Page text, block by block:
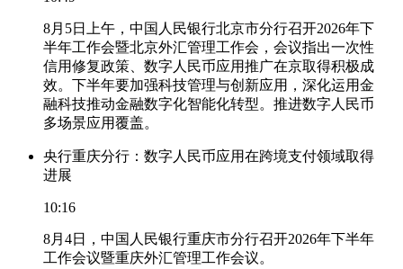
8月5日上午，中国人民银行北京市分行召开2026年下
半年工作会暨北京外汇管理工作会，会议指出一次性
信用修复政策、数字人民币应用推广在京取得积极成
效。下半年要加强科技管理与创新应用，深化运用金
融科技推动金融数字化智能化转型。推进数字人民币
多场景应用覆盖。
央行重庆分行：数字人民币应用在跨境支付领域取得
进展
10:16
8月4日，中国人民银行重庆市分行召开2026年下半年
工作会议暨重庆外汇管理工作会议。